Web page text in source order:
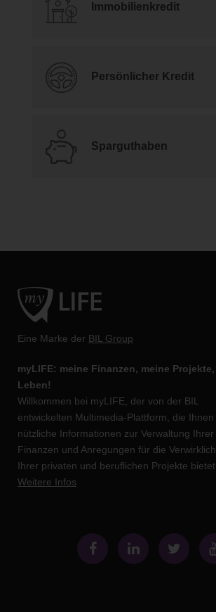
Immobilienkredit
Persönlicher Kredit
Sparguthaben
Eine Marke der BIL Group
myLIFE: meine Finanzen, meine
Leben!
Willkommen bei myLIFE, der von der BIL
entwickelten Multimedia-Plattform, die Ihnen
nützliche Informationen zur Verwaltung Ihrer
Finanzen und Anregungen für die
Ihrer privaten und beruflichen Projekte bietet.
Weitere Infos